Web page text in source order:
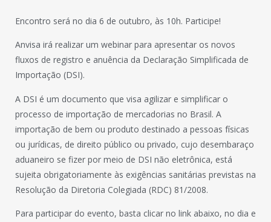
Encontro será no dia 6 de outubro, às 10h. Participe!
Anvisa irá realizar um webinar para apresentar os novos
fluxos de registro e anuência da Declaração Simplificada de
Importação (DSI).
A DSI é um documento que visa agilizar e simplificar o
processo de importação de mercadorias no Brasil. A
importação de bem ou produto destinado a pessoas físicas
ou jurídicas, de direito público ou privado, cujo desembaraço
aduaneiro se fizer por meio de DSI não eletrônica, está
sujeita obrigatoriamente às exigências sanitárias previstas na
Resolução da Diretoria Colegiada (RDC) 81/2008.
Para participar do evento, basta clicar no link abaixo, no dia e